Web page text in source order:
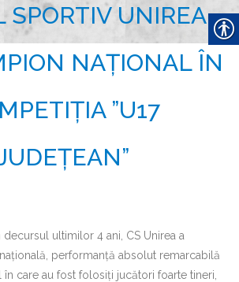
SPORTIV UNIREA,
NAȚIONAL ÎN
”U17
decursul ultimilor 4 ani, CS Unirea a
performanță absolut remarcabilă
care au fost folosiți jucători foarte tineri,